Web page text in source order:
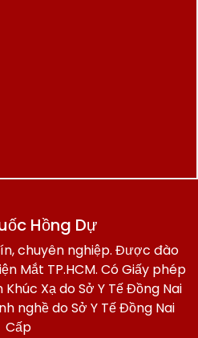
Hồng Dự
chuyên nghiệp. Được đào
Mắt TP.HCM. Có Giấy phép
Xạ do Sở Y Tế Đồng Nai
nghề do Sở Y Tế Đồng Nai
Cấp